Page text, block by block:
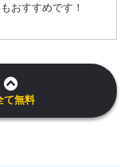
おすすめです！
て無料